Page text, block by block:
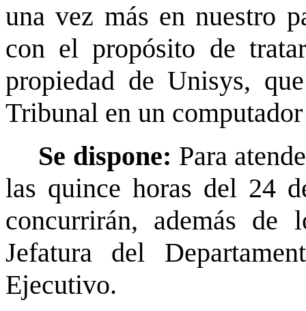
una vez más en nuestro
con el propósito de
propiedad de Unisys,
Tribunal en un
Se dispone: Para
las quince horas del 24
concurrirán, además de
Jefatura del
Ejecutivo.